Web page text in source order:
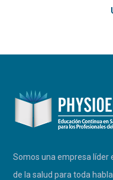
Somos una empresa
de la salud para toda habla